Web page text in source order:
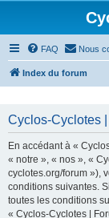
FAQ Nous
Index du forum
Cyclos-Cyclotes
En accédant à «
« notre », « nos », «
cyclotes.org/forum »),
conditions suivantes.
toutes les conditions
« Cyclos-Cyclotes |